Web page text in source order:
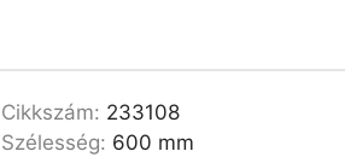
Cikkszám: 233108
Szélesség: 600 mm